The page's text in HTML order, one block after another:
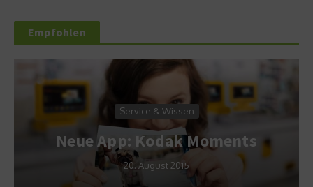
Empfohlen
& Wissen
Moments